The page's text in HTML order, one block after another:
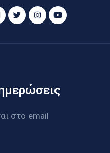
στο email